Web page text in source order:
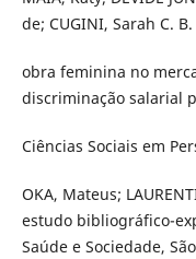
de; CUGINI, Sarah C.
obra feminina no
discriminação salarial
Ciências Sociais em
OKA, Mateus;
estudo bibliográfico-
Saúde e Sociedade,